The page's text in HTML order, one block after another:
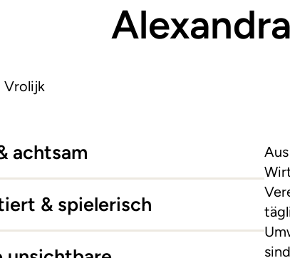
Vrolijk
achtsam
& spielerisch